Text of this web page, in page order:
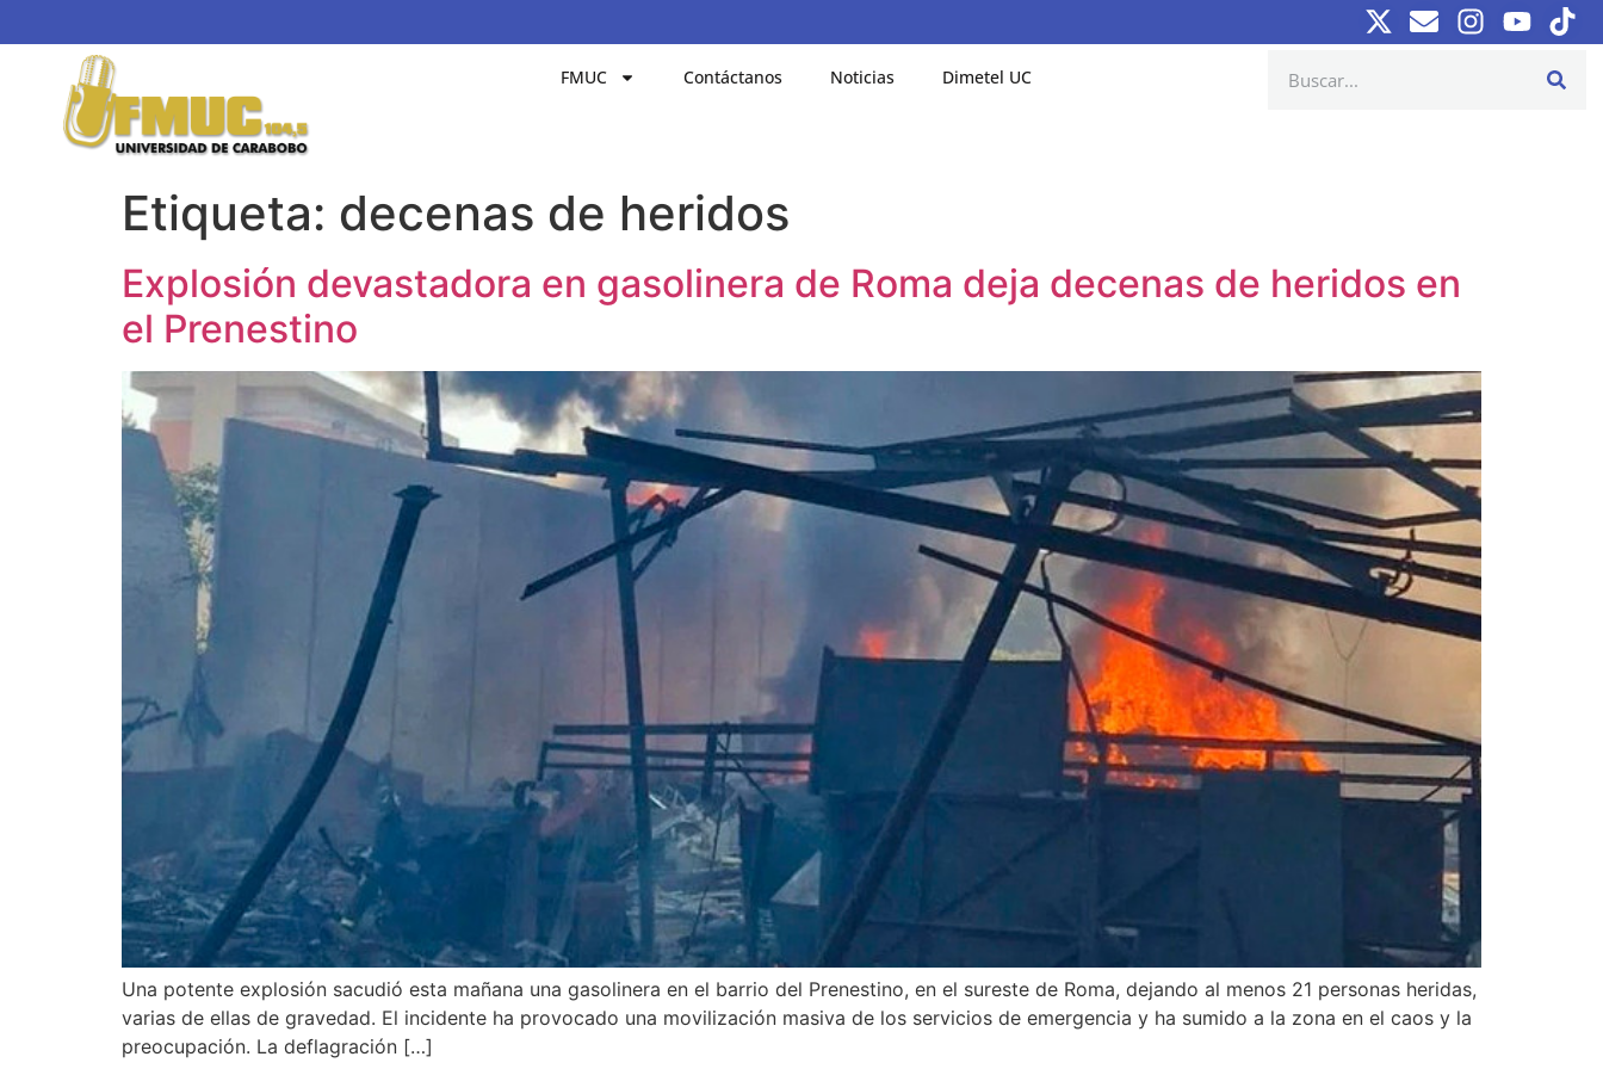
FMUC Contáctanos Noticias Dimetel UC
Etiqueta: decenas de heridos
Explosión devastadora en gasolinera de Roma deja decenas de heridos en
el Prenestino
Una potente explosión sacudió esta mañana una gasolinera en el barrio del Prenestino, en el sureste de Roma, dejando al menos 21 personas heridas,
varias de ellas de gravedad. El incidente ha provocado una movilización masiva de los servicios de emergencia y ha sumido a la zona en el caos y la
preocupación. La deflagración […]